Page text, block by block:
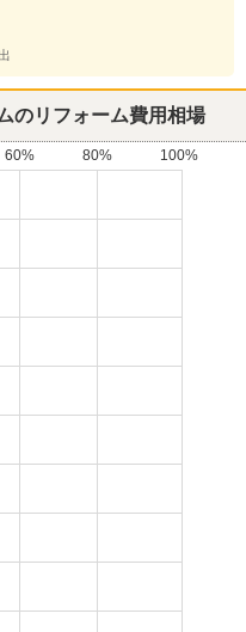
のリフォーム費用相場
60% 80%
100%